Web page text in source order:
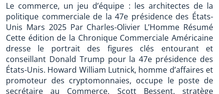
Le commerce, un jeu d’équipe : les architectes de la
politique commerciale de la 47e présidence des États-
Unis Mars 2025 Par Charles-Olivier L’Homme Résumé
Cette édition de la Chronique Commerciale Américaine
dresse le portrait des figures clés entourant et
conseillant Donald Trump pour la 47e présidence des
États-Unis. Howard William Lutnick, homme d’affaires et
promoteur des cryptomonnaies, occupe le poste de
secrétaire au Commerce. Scott Bessent, stratège